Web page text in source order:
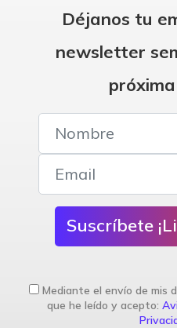
Déjanos tu
newsletter
Suscríbete
Mediante el envío de mis
que he leído y acepto: